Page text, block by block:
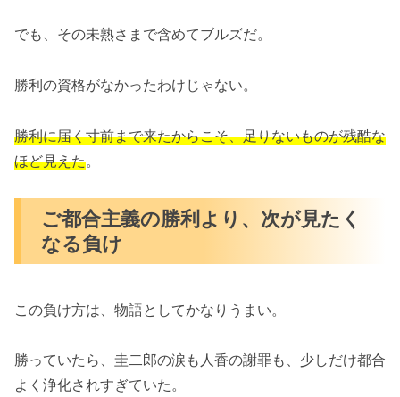
でも、その未熟さまで含めてブルズだ。
勝利の資格がなかったわけじゃない。
勝利に届く寸前まで来たからこそ、足りないものが残酷な
ほど見えた。
ご都合主義の勝利より、次が見たく
なる負け
この負け方は、物語としてかなりうまい。
勝っていたら、圭二郎の涙も人香の謝罪も、少しだけ都合
よく浄化されすぎていた。